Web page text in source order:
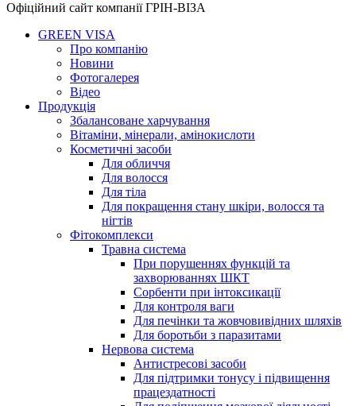
Офіційний сайт компанії ГРІН-ВІЗА
GREEN VISA
Про компанію
Новини
Фотогалерея
Відео
Продукція
Збалансоване харчування
Вітаміни, мінерали, амінокислоти
Косметичні засоби
Для обличчя
Для волосся
Для тіла
Для покращення стану шкіри, волосся та
нігтів
Фітокомплекси
Травна система
При порушеннях функцій та
захворюваннях ШКТ
Сорбенти при інтоксикації
Для контроля ваги
Для печінки та жовчовивідних шляхів
Для боротьби з паразитами
Нервова система
Антистресові засоби
Для підтримки тонусу і підвищення
працездатності